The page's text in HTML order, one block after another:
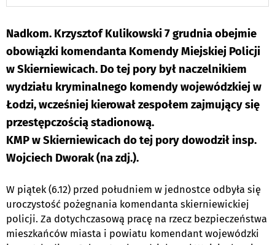
Nadkom. Krzysztof Kulikowski 7 grudnia obejmie
obowiązki komendanta Komendy Miejskiej Policji
w Skierniewicach. Do tej pory był naczelnikiem
wydziału kryminalnego komendy wojewódzkiej w
Łodzi, wcześniej kierował zespołem zajmujący się
przestępczością stadionową.
KMP w Skierniewicach do tej pory dowodził insp.
Wojciech Dworak (na zdj.).
W piątek (6.12) przed południem w jednostce odbyła się
uroczystość pożegnania komendanta skierniewickiej
policji. Za dotychczasową pracę na rzecz bezpieczeństwa
mieszkańców miasta i powiatu komendant wojewódzki